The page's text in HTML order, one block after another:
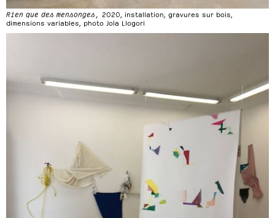
Rien que des mensonges, 2020, installation, gravures sur bois,
dimensions variables, photo Jola Llogori